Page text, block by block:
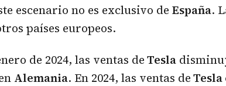
escenario no es exclusivo de España.
países europeos.
de 2024, las ventas deTesla
Alemania. En 2024, las ventas deTesla